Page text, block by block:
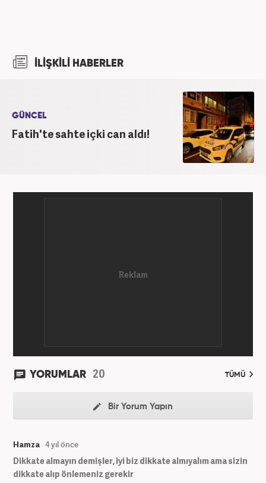
İLİŞKİLİ HABERLER
GÜNCEL
Fatih'te sahte içki can aldı!
YORUMLAR 20 TÜMÜ
Bir Yorum Yapın
Hamza 4 yıl önce
Dikkate almayın demişler, iyi biz dikkate almıyalım ama sizin
dikkate alıp önlemeniz gerekir